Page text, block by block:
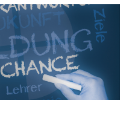
Journey